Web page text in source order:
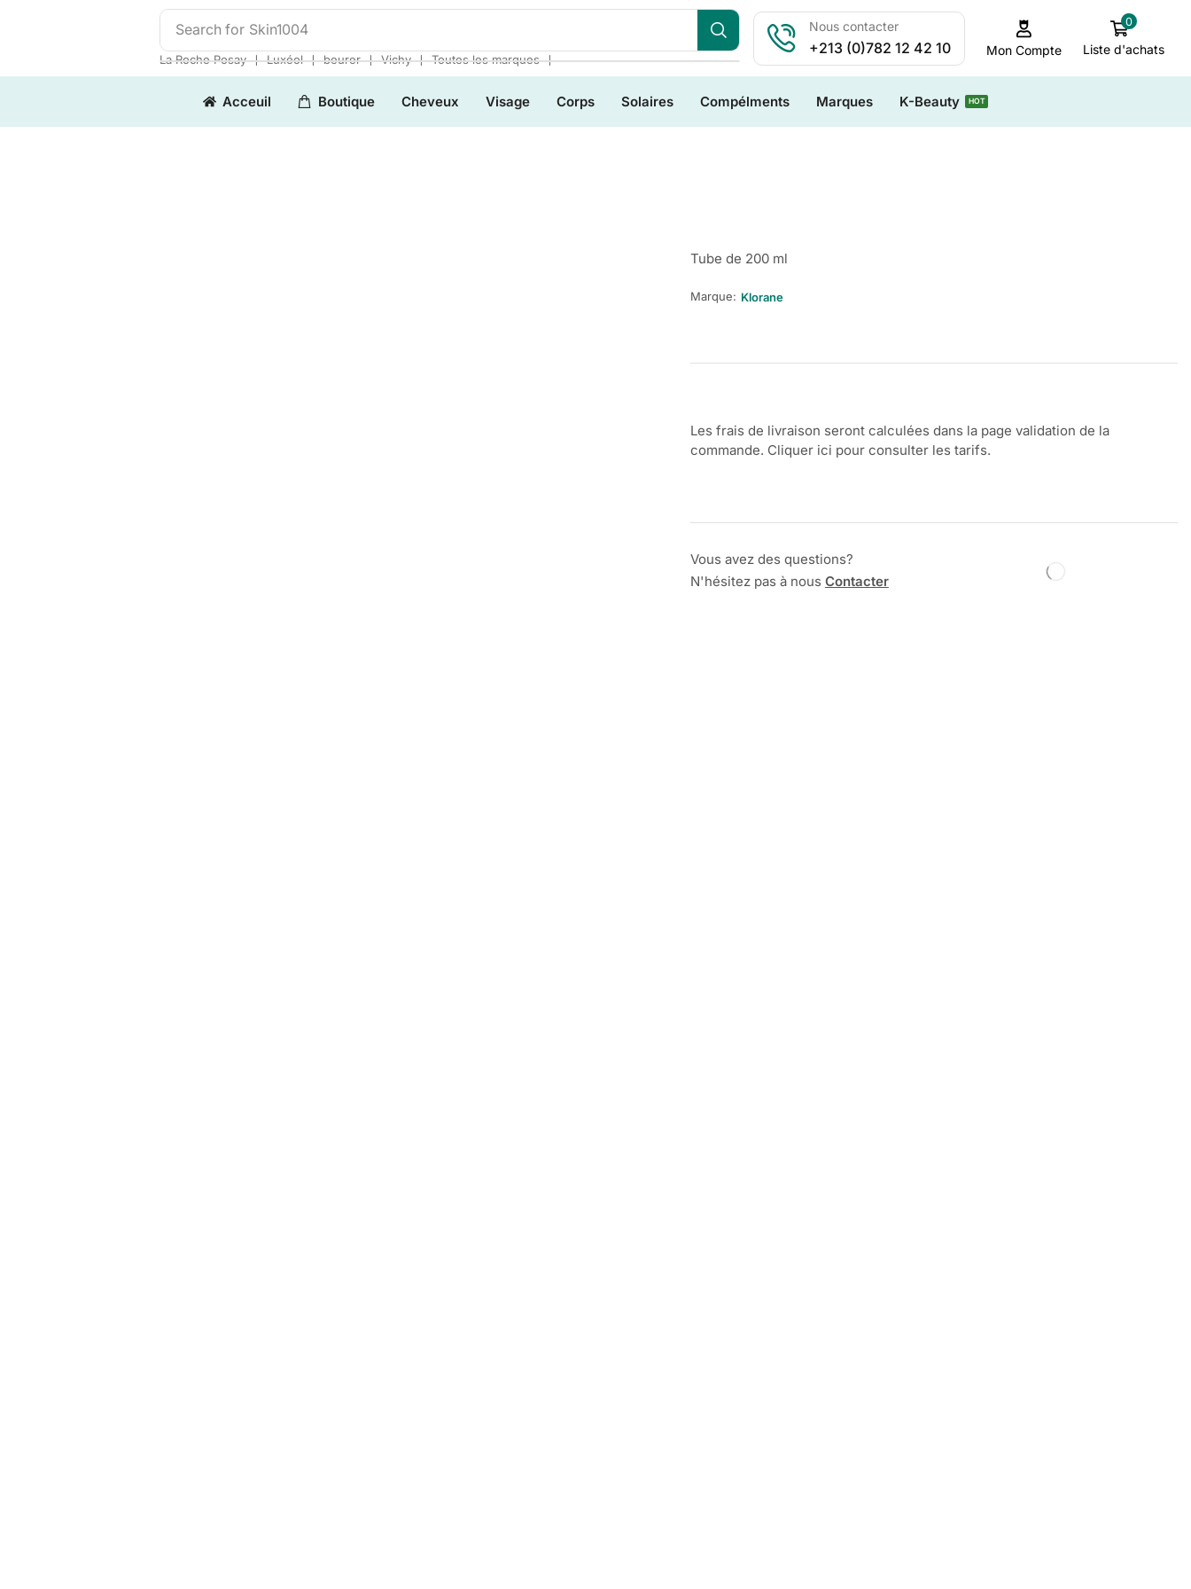
Search for Skin1004
La Roche Posay ❘ Luxéol ❘ beurer ❘ Vichy ❘ Toutes les marques ❘
Nous contacter
+213 (0)782 12 42 10 Mon Compte
0
Liste d'achats
Acceuil Boutique Cheveux Visage Corps Solaires Compélments Marques K-Beauty HOT
Tube de 200 ml
Marque: Klorane
Les frais de livraison seront calculées dans la page validation de la
commande. Cliquer ici pour consulter les tarifs.
Vous avez des questions?
N'hésitez pas à nous Contacter